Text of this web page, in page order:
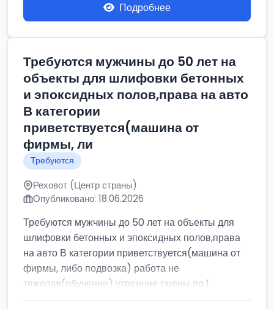
Подробнее
Требуются мужчины до 50 лет на
объекты для шлифовки бетонных
и эпоксидных полов,права на авто
В категории
приветствуется(машина от
фирмы, ли
Требуются
Реховот (Центр страны)
Опубликовано: 18.06.2026
Требуются мужчины до 50 лет на объекты для
шлифовки бетонных и эпоксидных полов,права
на авто В категории приветствуется(машина от
фирмы, либо подвозка) работа не
тяжелая(обучение) утренние смены по 1...